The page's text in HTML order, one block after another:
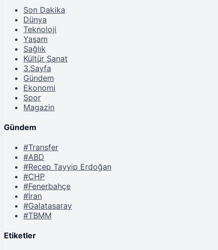
Son Dakika
Dünya
Teknoloji
Yaşam
Sağlık
Kültür Sanat
3.Sayfa
Gündem
Ekonomi
Spor
Magazin
Gündem
#Transfer
#ABD
#Recep Tayyip Erdoğan
#CHP
#Fenerbahçe
#İran
#Galatasaray
#TBMM
Etiketler